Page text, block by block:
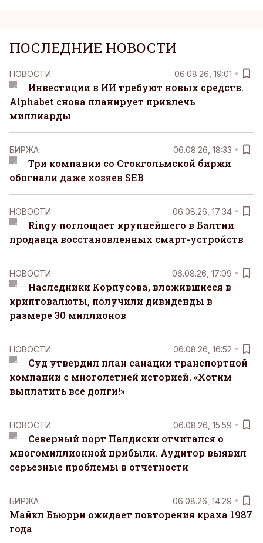
ПОСЛЕДНИЕ НОВОСТИ
НОВОСТИ 06.08.26, 19:01
Инвестиции в ИИ требуют новых средств.
Alphabet снова планирует привлечь
миллиарды
БИРЖА 06.08.26, 18:33
Три компании со Стокгольмской биржи
обогнали даже хозяев SEB
НОВОСТИ 06.08.26, 17:34
Ringy поглощает крупнейшего в Балтии
продавца восстановленных смарт-устройств
НОВОСТИ 06.08.26, 17:09
Наследники Корпусова, вложившиеся в
криптовалюты, получили дивиденды в
размере 30 миллионов
НОВОСТИ 06.08.26, 16:52
Суд утвердил план санации транспортной
компании с многолетней историей. «Хотим
выплатить все долги!»
НОВОСТИ 06.08.26, 15:59
Северный порт Палдиски отчитался о
многомиллионной прибыли. Аудитор выявил
серьезные проблемы в отчетности
БИРЖА 06.08.26, 14:29
Майкл Бьюрри ожидает повторения краха 1987
года